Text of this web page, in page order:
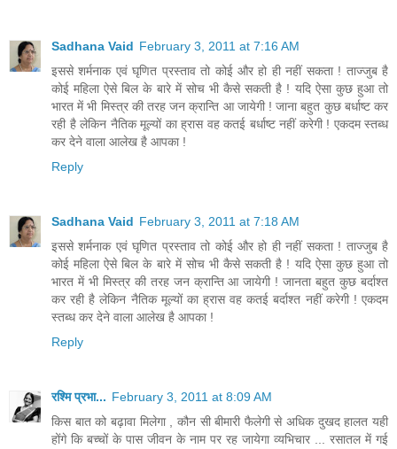
Sadhana Vaid February 3, 2011 at 7:16 AM
इससे शर्मनाक एवं घृणित प्रस्ताव तो कोई और हो ही नहीं सकता ! ताज्जुब है
कोई महिला ऐसे बिल के बारे में सोच भी कैसे सकती है ! यदि ऐसा कुछ हुआ तो
भारत में भी मिस्त्र की तरह जन क्रान्ति आ जायेगी ! जाना बहुत कुछ बर्धाष्ट कर
रही है लेकिन नैतिक मूल्यों का ह्रास वह कतई बर्धाष्ट नहीं करेगी ! एकदम स्तब्ध
कर देने वाला आलेख है आपका !
Reply
Sadhana Vaid February 3, 2011 at 7:18 AM
इससे शर्मनाक एवं घृणित प्रस्ताव तो कोई और हो ही नहीं सकता ! ताज्जुब है
कोई महिला ऐसे बिल के बारे में सोच भी कैसे सकती है ! यदि ऐसा कुछ हुआ तो
भारत में भी मिस्त्र की तरह जन क्रान्ति आ जायेगी ! जानता बहुत कुछ बर्दाश्त
कर रही है लेकिन नैतिक मूल्यों का ह्रास वह कतई बर्दाश्त नहीं करेगी ! एकदम
स्तब्ध कर देने वाला आलेख है आपका !
Reply
रश्मि प्रभा... February 3, 2011 at 8:09 AM
किस बात को बढ़ावा मिलेगा , कौन सी बीमारी फैलेगी से अधिक दुखद हालत यही
होंगे कि बच्चों के पास जीवन के नाम पर रह जायेगा व्यभिचार ... रसातल में गई